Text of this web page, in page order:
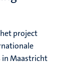
project
in Maastricht